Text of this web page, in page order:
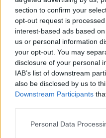
section to confirm your
opt-out request is
interest-based ads based
us or personal information
your opt-out. You may
disclosure of your personal
IAB’s list of downstream
also be disclosed by us to
Downstream Participants
Personal Data
paslėptų skeleto
Norėdama įvertinti,
sužalojimai,
vaikais, rastais toje
Nė vienas iš kitų
gerai išsilaikę,
atvejis.